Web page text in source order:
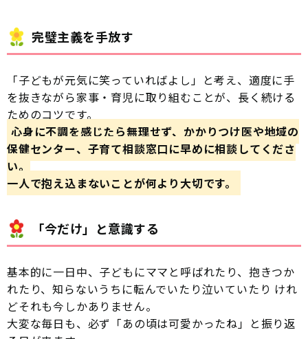
完璧主義を手放す
「子どもが元気に笑っていればよし」と考え、適度に手
を抜きながら家事・育児に取り組むことが、長く続ける
ためのコツです。
心身に不調を感じたら無理せず、かかりつけ医や地域の
保健センター、子育て相談窓口に早めに相談してくださ
い。
一人で抱え込まないことが何より大切です。
「今だけ」と意識する
基本的に一日中、子どもにママと呼ばれたり、抱きつか
れたり、知らないうちに転んでいたり泣いていたり けれ
どそれも今しかありません。
大変な毎日も、必ず「あの頃は可愛かったね」と振り返